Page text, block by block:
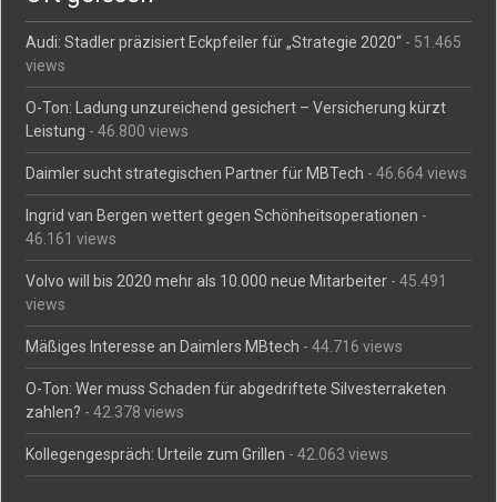
Audi: Stadler präzisiert Eckpfeiler für „Strategie 2020“ - 51.465
views
O-Ton: Ladung unzureichend gesichert – Versicherung kürzt
Leistung - 46.800 views
Daimler sucht strategischen Partner für MBTech - 46.664 views
Ingrid van Bergen wettert gegen Schönheitsoperationen -
46.161 views
Volvo will bis 2020 mehr als 10.000 neue Mitarbeiter - 45.491
views
Mäßiges Interesse an Daimlers MBtech - 44.716 views
O-Ton: Wer muss Schaden für abgedriftete Silvesterraketen
zahlen? - 42.378 views
Kollegengespräch: Urteile zum Grillen - 42.063 views